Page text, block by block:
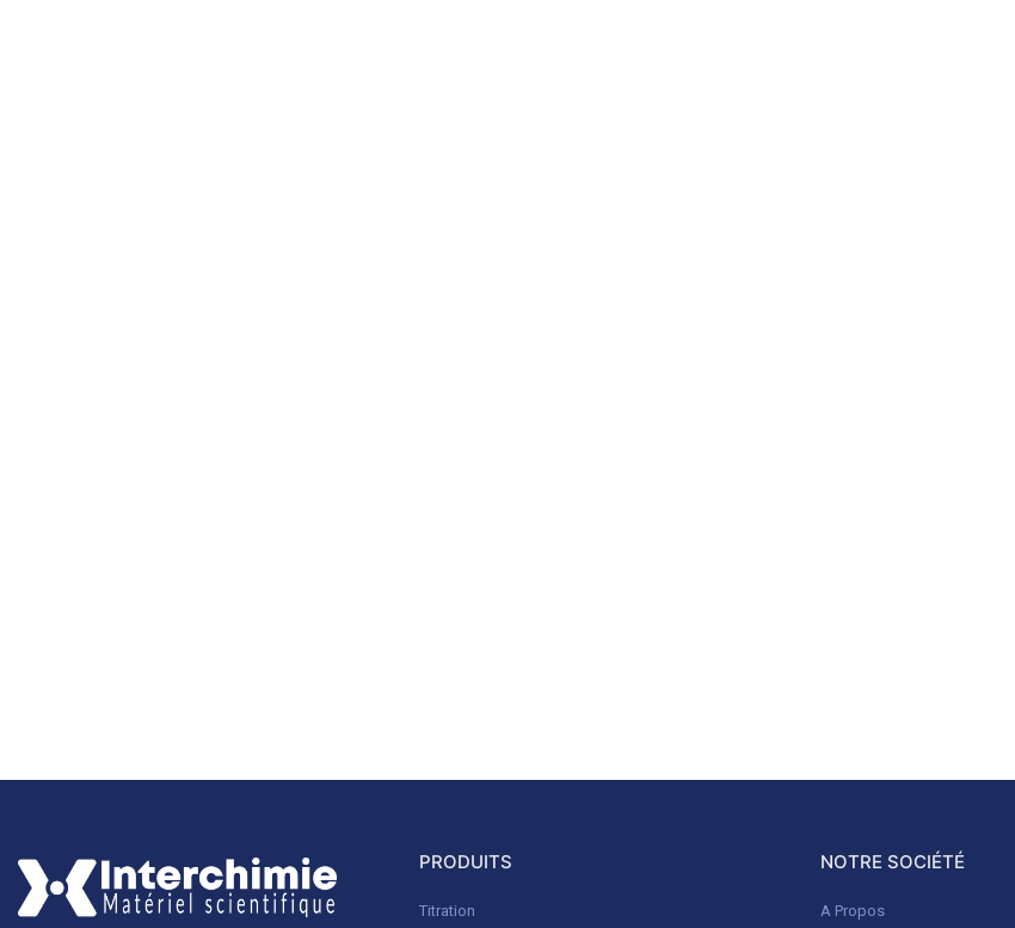
PRODUITS
Titration
NOTRE SOCIÉTÉ
A Propos